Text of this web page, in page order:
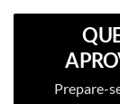
Prepare-